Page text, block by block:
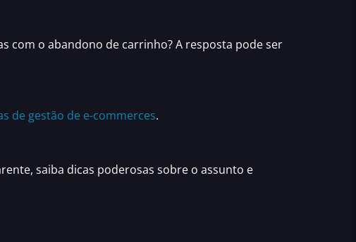
com o abandono de carrinho? A resposta pode ser
de gestão de e-commerces.
, saiba dicas poderosas sobre o assunto e